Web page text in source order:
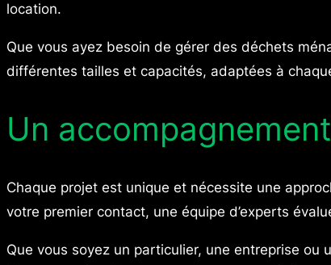
location.
Que vous ayez besoin de gérer des déchets
différentes tailles et capacités, adaptées à
Un
Chaque projet est unique et nécessite une
votre premier contact, une équipe d’experts
Que vous soyez un particulier, une entreprise ou